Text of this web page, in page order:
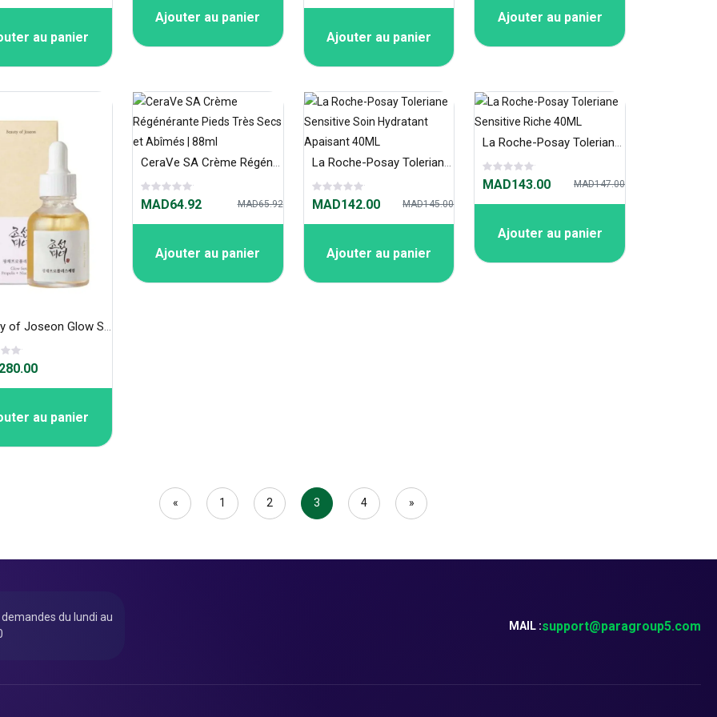
au panier
Ajouter au panier
Ajouter au panier
Ajouter au panier
Beauty of Joseon Glow Serum Propolis et Niacinamide 30 ml
au panier
CeraVe SA Crème Régénérante Pieds Très Secs et Abîmés | 88ml
MAD64.92 MAD65.92
Ajouter au panier
La Roche-Posay Toleriane Sensitive Soin Hydratant Apaisant 40ML
MAD142.00 MAD145.00
Ajouter au panier
La Roche-Posay Toleriane Sensitive Riche 40ML
MAD143.00 MAD147.00
Ajouter au panier
« 1 2 3 4 »
du lundi au
MAIL :support@paragroup5.com